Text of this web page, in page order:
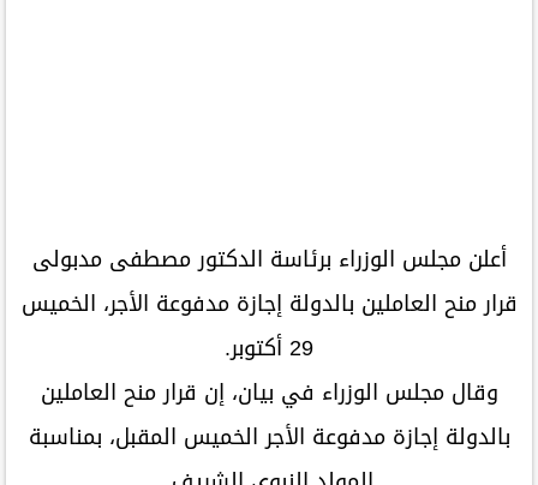
أعلن مجلس الوزراء برئاسة الدكتور مصطفى مدبولى
قرار منح العاملين بالدولة إجازة مدفوعة الأجر، الخميس
29 أكتوبر.
وقال مجلس الوزراء في بيان، إن قرار منح العاملين
بالدولة إجازة مدفوعة الأجر الخميس المقبل، بمناسبة